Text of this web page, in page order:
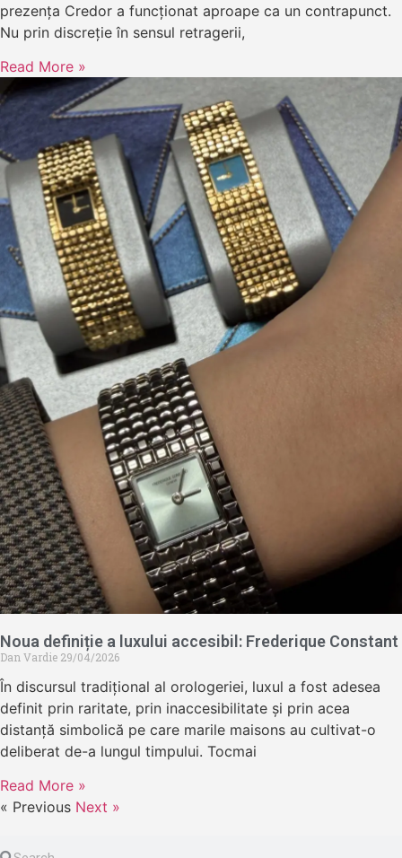
prezența Credor a funcționat aproape ca un contrapunct.
Nu prin discreție în sensul retragerii,
Read More »
Noua definiție a luxului accesibil: Frederique Constant
Dan Vardie 29/04/2026
În discursul tradițional al orologeriei, luxul a fost adesea
definit prin raritate, prin inaccesibilitate și prin acea
distanță simbolică pe care marile maisons au cultivat-o
deliberat de-a lungul timpului. Tocmai
Read More »
« Previous Next »